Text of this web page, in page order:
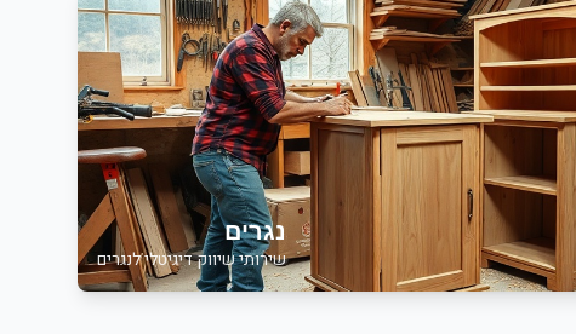
נגרים
שירותי שיווק דיגיטלי לנגרים